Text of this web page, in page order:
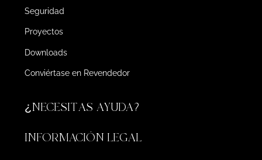
Seguridad
Proyectos
Downloads
Conviértase en Revendedor
¿NECESITAS AYUDA?
INFORMACIÓN LEGAL